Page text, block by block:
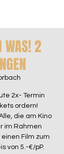
WAS! 2
2x- Termin
ordern!
die am Kino
im Rahmen
Film zum
von 5.-€/pP.